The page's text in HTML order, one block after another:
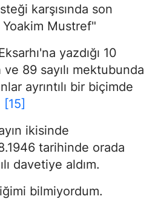
karşısında son
Mustref"
yazdığı 10
89 sayılı mektubunda
ayrıntılı bir biçimde
[15]
ikisinde
tarihinde orada
davetiye aldım.
bilmiyordum.